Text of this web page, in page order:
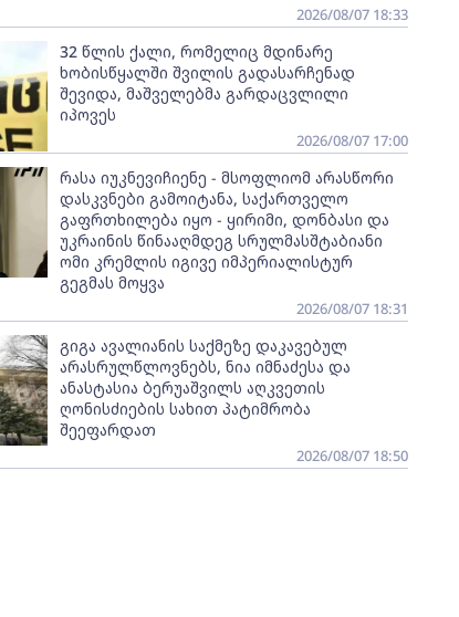
2026/08/07 18:33
32 წლის ქალი, რომელიც მდინარე
ხობისწყალში შვილის გადასარჩენად
შევიდა, მაშველებმა გარდაცვლილი
იპოვეს
2026/08/07 17:00
რასა იუკნევიჩიენე - მსოფლიომ არასწორი
დასკვნები გამოიტანა, საქართველო
გაფრთხილება იყო - ყირიმი, დონბასი და
უკრაინის წინააღმდეგ სრულმასშტაბიანი
ომი კრემლის იგივე იმპერიალისტურ
გეგმას მოყვა
2026/08/07 18:31
გიგა ავალიანის საქმეზე დაკავებულ
არასრულწლოვნებს, ნია იმნაძესა და
ანასტასია ბერუაშვილს აღკვეთის
ღონისძიების სახით პატიმრობა
შეეფარდათ
2026/08/07 18:50